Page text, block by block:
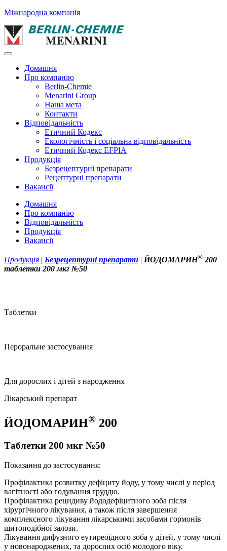
Міжнародна компанія
Домашня
Про компанію
Berlin-Chemie
Menarini Group
Наша мета
Контакти
Відповідальність
Етичний Кодекс
Екологічність і соціальна відповідальність
Етичний Кодекс EFPIA
Продукція
Безрецептурні препарати
Рецептурні препарати
Вакансії
Домашня
Про компанію
Відповідальність
Продукція
Вакансії
Продукція | Безрецептурні препарати | ЙОДОМАРИН® 200
таблетки 200 мкг №50
Таблетки
Пероральне застосування
Для дорослих і дітей з народження
Лікарський препарат
ЙОДОМАРИН® 200
Таблетки 200 мкг №50
Показання до застосування:
Профілактика розвитку дефіциту йоду, у тому числі у період
вагітності або годування груддю.
Профілактика рецидиву йододефіцитного зоба після
хірургічного лікування, а також після завершення
комплексного лікування лікарськими засобами гормонів
щитоподібної залози.
Лікування дифузного еутиреоїдного зоба у дітей, у тому числі
у новонароджених, та дорослих осіб молодого віку.